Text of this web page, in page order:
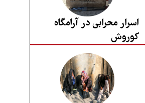
اسرار محرابی در آرامگاه
کوروش